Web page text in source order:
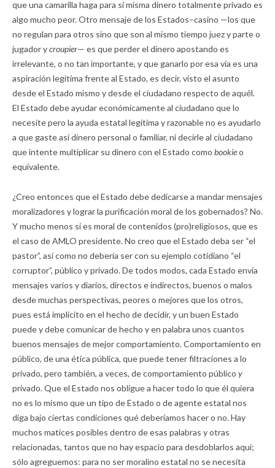
que una camarilla haga para sí misma dinero totalmente privado es
algo mucho peor. Otro mensaje de los Estados–casino —los que
no regulan para otros sino que son al mismo tiempo juez y parte o
jugador ycroupier— es que perder el dinero apostando es
irrelevante, o no tan importante, y que ganarlo por esa vía es una
aspiración legítima frente al Estado, es decir, visto el asunto
desde el Estado mismo y desde el ciudadano respecto de aquél.
El Estado debe ayudar económicamente al ciudadano que lo
necesite pero la ayuda estatal legítima y razonable no es ayudarlo
a que gaste así dinero personal o familiar, ni decirle al ciudadano
que intente multiplicar su dinero con el Estado como bookieo
equivalente.
¿Creo entonces que el Estado debe dedicarse a mandar mensajes
moralizadores y lograr la purificación moral de los gobernados? No.
Y mucho menos si es moral de contenidos (pro)religiosos, que es
el caso de AMLO presidente. No creo que el Estado deba ser “el
pastor”, así como no debería ser con su ejemplo cotidiano “el
corruptor”, público y privado. De todos modos, cada Estado envía
mensajes varios y diarios, directos e indirectos, buenos o malos
desde muchas perspectivas, peores o mejores que los otros,
pues está implícito en el hecho de decidir, y un buen Estado
puede y debe comunicar de hecho y en palabra unos cuantos
buenos mensajes de mejor comportamiento. Comportamiento en
público, de una ética pública, que puede tener filtraciones a lo
privado, pero también, a veces, de comportamiento público y
privado. Que el Estado nos obligue a hacer todo lo que él quiera
no es lo mismo que un tipo de Estado o de agente estatal nos
diga bajo ciertas condiciones qué deberíamos hacer o no. Hay
muchos matices posibles dentro de esas palabras y otras
relacionadas, tantos que no hay espacio para desdoblarlos aquí;
sólo agreguemos: para no ser moralino estatal no se necesita